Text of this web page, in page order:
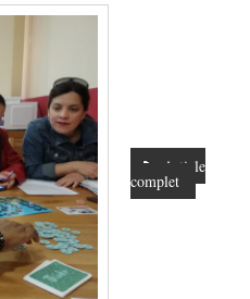
Article
complet